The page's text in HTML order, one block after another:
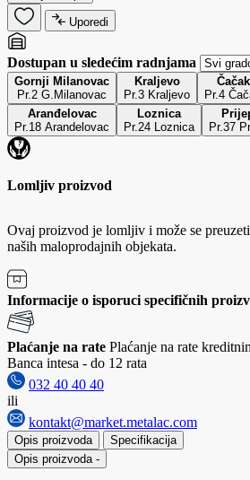
Uporedi
Dostupan u sledećim radnjama
Gornji Milanovac
Pr.2 G.Milanovac
Kraljevo
Pr.3 Kraljevo
Čačak
Pr.4
Aranđelovac
Pr.18 Arandelovac
Loznica
Pr.24 Loznica
Pr.37
Lomljiv proizvod
Ovaj proizvod je lomljiv i može se
naših maloprodajnih objekata.
Informacije o isporuci specifičnih
Plaćanje na rate Plaćanje na rate
Banca intesa - do 12 rata
032 40 40 40
ili
kontakt@market.metalac.com
Opis proizvoda
Specifikacija
Opis proizvoda -